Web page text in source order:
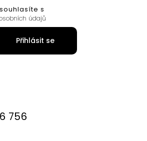
756
s
údajů
Přihlásit se